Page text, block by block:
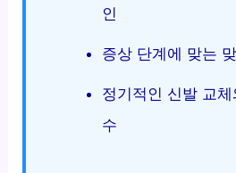
인
증상 단계에 맞는
정기적인 신발 교
수